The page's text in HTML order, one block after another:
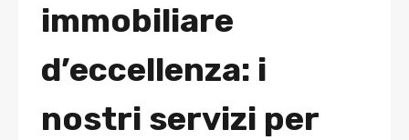
immobiliare
d’eccellenza: i
nostri servizi per